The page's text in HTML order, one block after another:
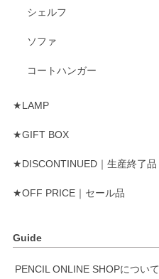
シェルフ
ソファ
コートハンガー
★LAMP
★GIFT BOX
★DISCONTINUED｜生産終了品
★OFF PRICE｜セール品
Guide
PENCIL ONLINE SHOPについて